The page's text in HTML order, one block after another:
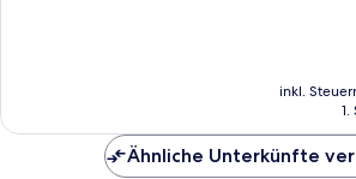
inkl.
Ähnliche Unterkünfte